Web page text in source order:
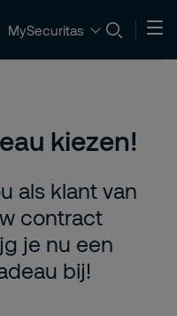
MySecuritas
kiezen!
als klant van
contract
je nu een
bij!